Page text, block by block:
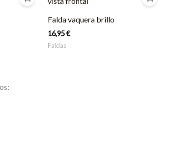
Falda vaquera brillo
16,95€
Faldas